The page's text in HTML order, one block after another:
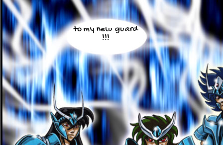
to my new guard
!!!